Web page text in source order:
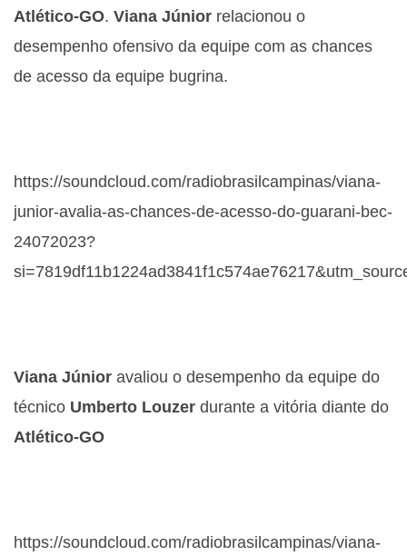
Atlético-GO. Viana Júnior relacionou o
desempenho ofensivo da equipe com as chances
de acesso da equipe bugrina.
https://soundcloud.com/radiobrasilcampinas/viana-
junior-avalia-as-chances-de-acesso-do-guarani-bec-
24072023?
Viana Júnior avaliou o desempenho da equipe do
técnico Umberto Louzer durante a vitória diante do
Atlético-GO
https://soundcloud.com/radiobrasilcampinas/viana-